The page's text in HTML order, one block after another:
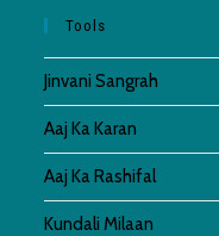
Tools
Jinvani Sangrah
Aaj Ka Karan
Aaj Ka Rashifal
Kundali Milaan